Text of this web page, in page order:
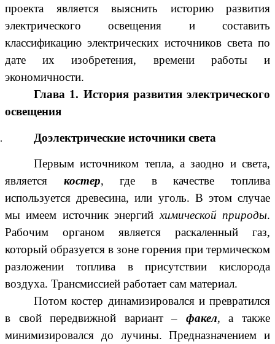
проекта является выяснить историю развития
электрического освещения и составить
классификацию электрических источников света по
дате их изобретения, времени работы и
экономичности.
Глава 1. История развития электрического
освещения
Доэлектрические источники света
Первым источником тепла, а заодно и света,
является костер, где в качестве топлива
используется древесина, или уголь. В этом случае
мы имеем источник энергийхимической природы.
Рабочим органом является раскаленный газ,
который образуется в зоне горения при термическом
разложении топлива в присутствии кислорода
воздуха. Трансмиссией работает сам материал.
Потом костер динамизировался и превратился
в свой передвижной вариант – факел, а также
минимизировался до лучины. Предназначением и